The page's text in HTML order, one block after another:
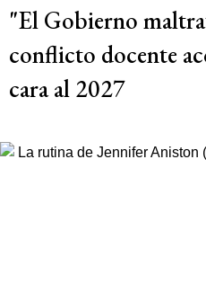
"El Gobierno
conflicto docente
cara al 2027